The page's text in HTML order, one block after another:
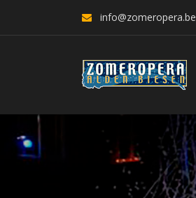
info@zomeropera.be